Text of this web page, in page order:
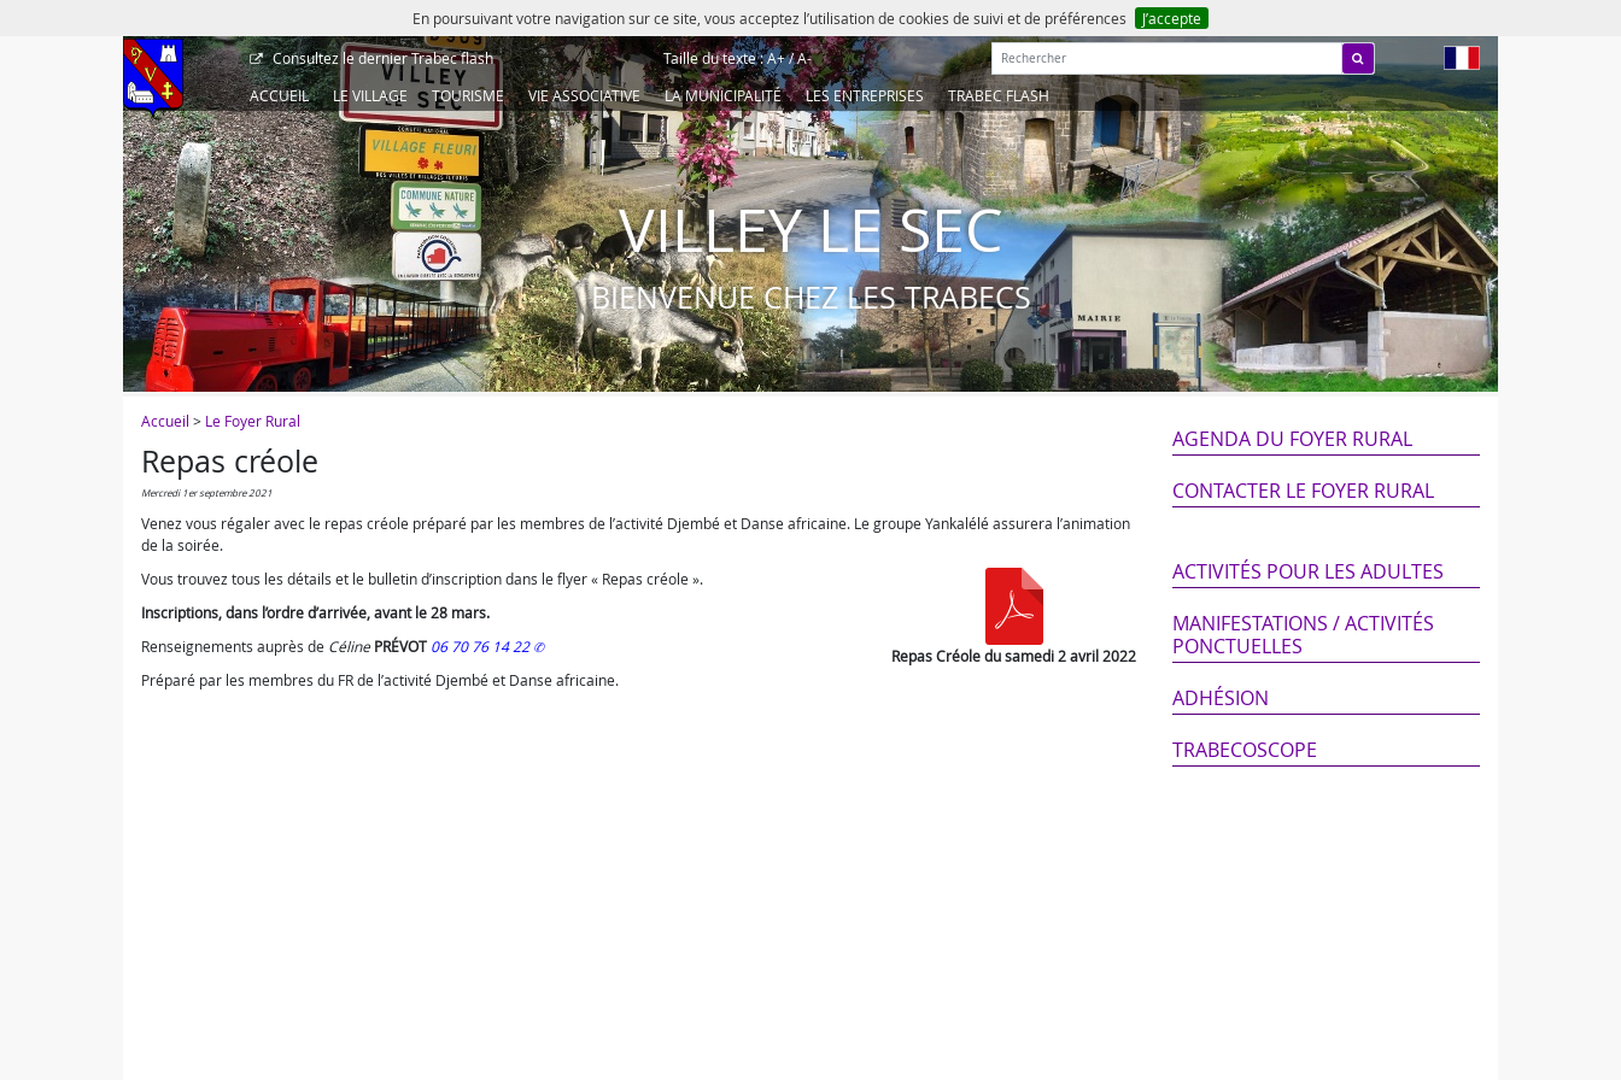
En poursuivant votre navigation sur ce site, vous acceptez l’utilisation de cookies de suivi et de préférences J’accepte
Consultez le dernierTrabec flash Taille du texte :A+/A- Rechercher :
ACCUEIL
LE VILLAGE TOURISME VIE ASSOCIATIVE LA MUNICIPALITÉ LES ENTREPRISES TRABEC FLASH
VILLEY LE SEC
BIENVENUE CHEZ LES TRABECS
Accueil > Le Foyer Rural
Repas créole
mercredi 1er septembre 2021
Venez vous régaler avec le repas créole préparé par les membres de l’activité Djembé et Danse africaine. Le groupe Yankalélé assurera l’animation
de la soirée.
Repas Créole du samedi 2 avril 2022
Vous trouvez tous les détails et le bulletin d’inscription dans le flyer « Repas créole ».
Inscriptions, dans l’ordre d’arrivée, avant le 28 mars.
Renseignements auprès de Céline PRÉVOT 06 70 76 14 22
Préparé par les membres du FR de l’activité Djembé et Danse africaine.
AGENDA DU FOYER RURAL
CONTACTER LE FOYER RURAL
ACTIVITÉS POUR LES ADULTES
MANIFESTATIONS / ACTIVITÉS
PONCTUELLES
ADHÉSION
TRABECOSCOPE